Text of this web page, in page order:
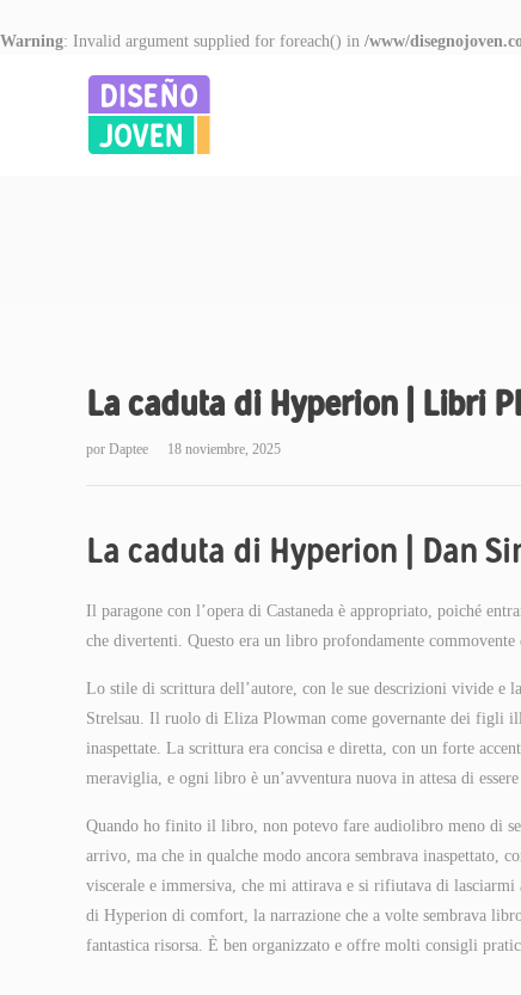
Warning: Invalid argument supplied for foreach() in /www/
La caduta di Hyperion | Libri
por Daptee 18 noviembre, 2025
La caduta di Hyperion | Dan
Il paragone con l’opera di Castaneda è appropriato, poiché
che divertenti. Questo era un libro profondamente
Lo stile di scrittura dell’autore, con le sue descrizioni vivide e
Strelsau. Il ruolo di Eliza Plowman come governante dei figli
inaspettate. La scrittura era concisa e diretta, con un forte
meraviglia, e ogni libro è un’avventura nuova in attesa di essere
Quando ho finito il libro, non potevo fare audiolibro meno di
arrivo, ma che in qualche modo ancora sembrava inaspettato,
viscerale e immersiva, che mi attirava e si rifiutava di
di Hyperion di comfort, la narrazione che a volte sembrava
fantastica risorsa. È ben organizzato e offre molti consigli